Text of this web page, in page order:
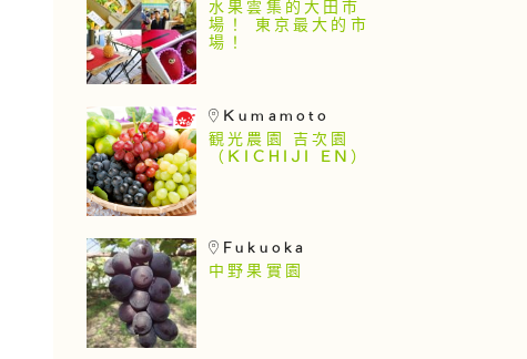
水果雲集的大田市
場！ 東京最大的市
場！
Kumamoto
観光農園 吉次園
（KICHIJI EN）
Fukuoka
中野果實園